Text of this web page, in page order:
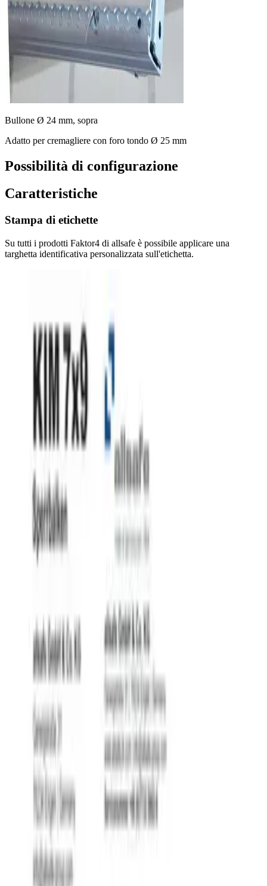
Bullone Ø 24 mm, sopra
Adatto per cremagliere con foro tondo Ø 25 mm
Possibilità di configurazione
Caratteristiche
Stampa di etichette
Su tutti i prodotti Faktor4 di allsafe è possibile applicare una
targhetta identificativa personalizzata sull'etichetta.